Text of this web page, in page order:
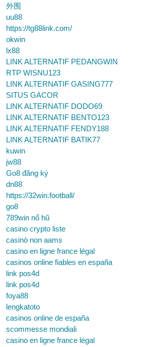
外围
uu88
https://tg88link.com/
okwin
lx88
LINK ALTERNATIF PEDANGWIN
RTP WISNU123
LINK ALTERNATIF GASING777
SITUS GACOR
LINK ALTERNATIF DODO69
LINK ALTERNATIF BENTO123
LINK ALTERNATIF FENDY188
LINK ALTERNATIF BATIK77
kuwin
jw88
Go8 đăng ký
dn88
https://32win.football/
go8
789win nổ hũ
casino crypto liste
casinò non aams
casino en ligne france légal
casinos online fiables en españa
link pos4d
link pos4d
foya88
lengkatoto
casinos online de españa
scommesse mondiali
casino en ligne france légal